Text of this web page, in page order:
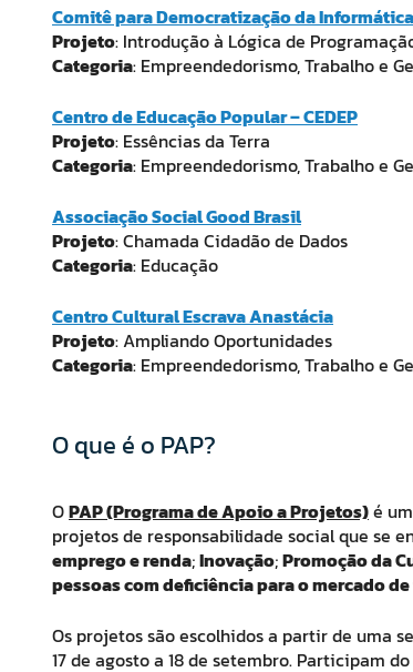
Comitê para Democratização da
Projeto: Introdução à Lógica de
Categoria: Empreendedorismo, Trabalho e
Centro de Educação Popular – CEDEP
Projeto: Essências da Terra
Categoria: Empreendedorismo, Trabalho e
Associação Social Good Brasil
Projeto: Chamada Cidadão de Dados
Categoria: Educação
Centro Cultural Escrava Anastácia
Projeto: Ampliando Oportunidades
Categoria: Empreendedorismo, Trabalho e
O que é o PAP?
OPAP (Programa de Apoio a Projetos)é
projetos de responsabilidade social que se
emprego e renda;Inovação;Promoção da
pessoas com deficiência para o mercado
Os projetos são escolhidos a partir de uma
17 de agosto a 18 de setembro. Participam